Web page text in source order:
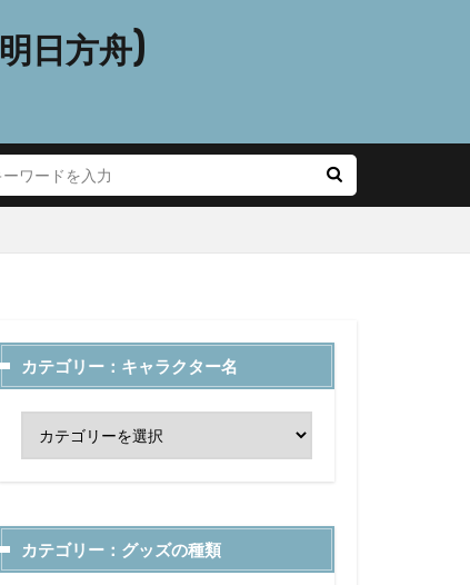
日方舟)
カテゴリー：キャラクター名
カテゴリー：グッズの種類